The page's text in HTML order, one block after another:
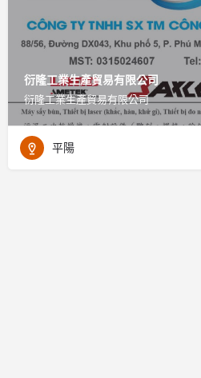
衍隆工業生產貿易有限公司
衍隆工業生產貿易有限公司
平陽